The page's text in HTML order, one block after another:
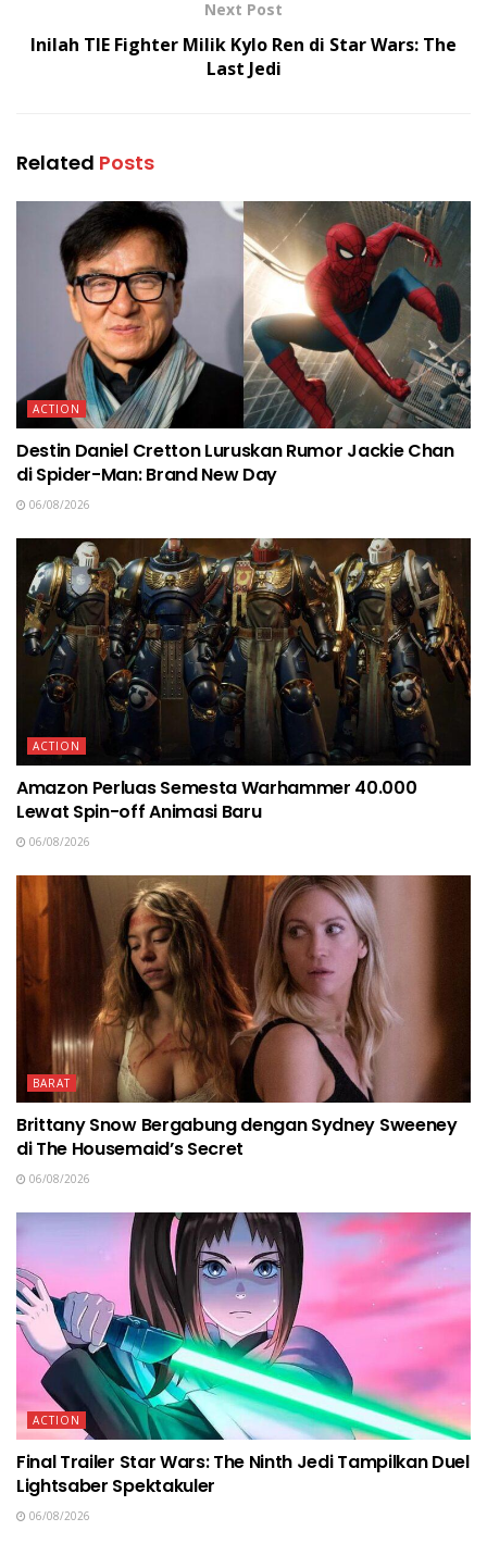
Next Post
Inilah TIE Fighter Milik Kylo Ren di Star Wars: The
Last Jedi
Related Posts
ACTION
Destin Daniel Cretton Luruskan Rumor Jackie Chan
di Spider-Man: Brand New Day
06/08/2026
ACTION
Amazon Perluas Semesta Warhammer 40.000
Lewat Spin-off Animasi Baru
06/08/2026
BARAT
Brittany Snow Bergabung dengan Sydney Sweeney
di The Housemaid’s Secret
06/08/2026
ACTION
Final Trailer Star Wars: The Ninth Jedi Tampilkan Duel
Lightsaber Spektakuler
06/08/2026